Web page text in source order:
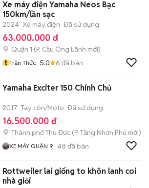
Xe máy điện Yamaha Neos Bạc
150km/lần sạc
2024 Xe máy điện Đã sử dụng
63.000.000 đ
Quận 1 (P. Cầu Ông Lãnh mới)
t Trần Thức 5.0 6 đã bán
Yamaha Exciter 150 Chính Chủ
2017 Tay côn/Moto Đã sử dụng
16.500.000 đ
Thành phố Thủ Đức (P. Tăng Nhơn Phú mới)
XE MÁY QUẬN 9 48 đã bán
Rottweiler lai giống to khôn lanh coi
nhà giỏi